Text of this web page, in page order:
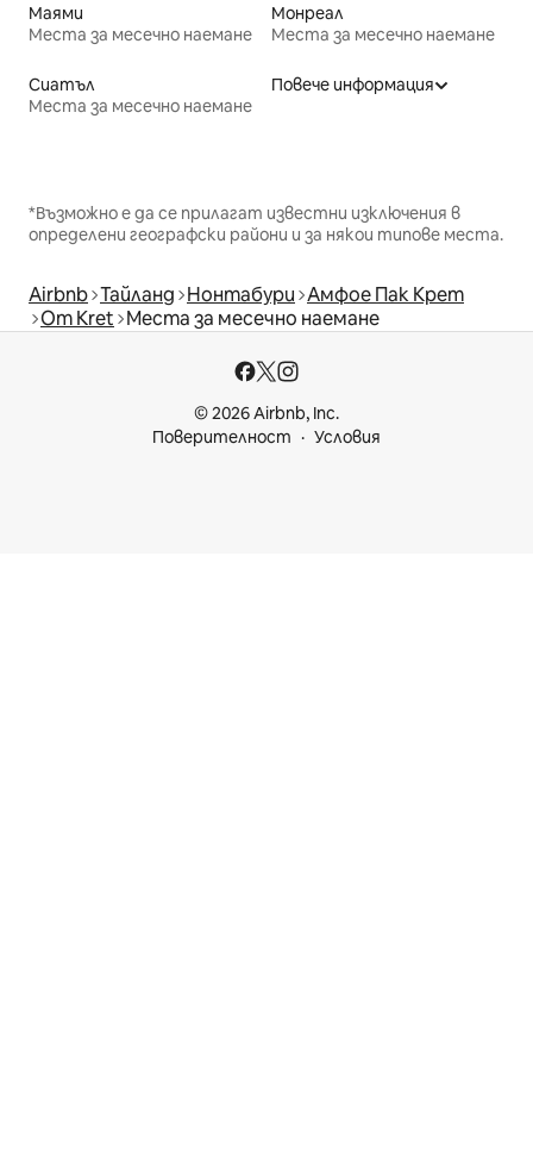
Маями
Места за месечно наемане
Монреал
Места за месечно наемане
Сиатъл
Места за месечно наемане
Повече информация
*Възможно е да се прилагат известни изключения в
определени географски райони и за някои типове места.
Airbnb Тайланд Нонтабури Амфое Пак Крет
Om Kret Места за месечно наемане
© 2026 Airbnb, Inc.
Поверителност
Условия